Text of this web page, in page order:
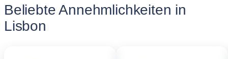
Beliebte Annehmlichkeiten in
Lisbon